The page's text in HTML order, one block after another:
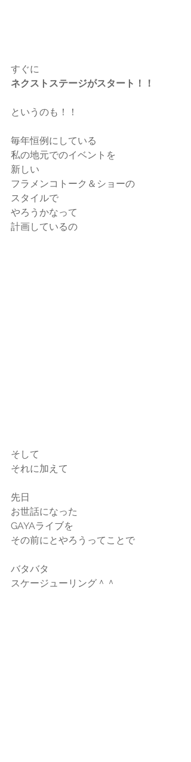
すぐに
ネクストステージがスタート！！
というのも！！
毎年恒例にしている
私の地元でのイベントを
新しい
フラメンコトーク＆ショーの
スタイルで
やろうかなって
計画しているの
そして
それに加えて
先日
お世話になった
GAYAライブを
その前にとやろうってことで
バタバタ
スケージューリング＾＾